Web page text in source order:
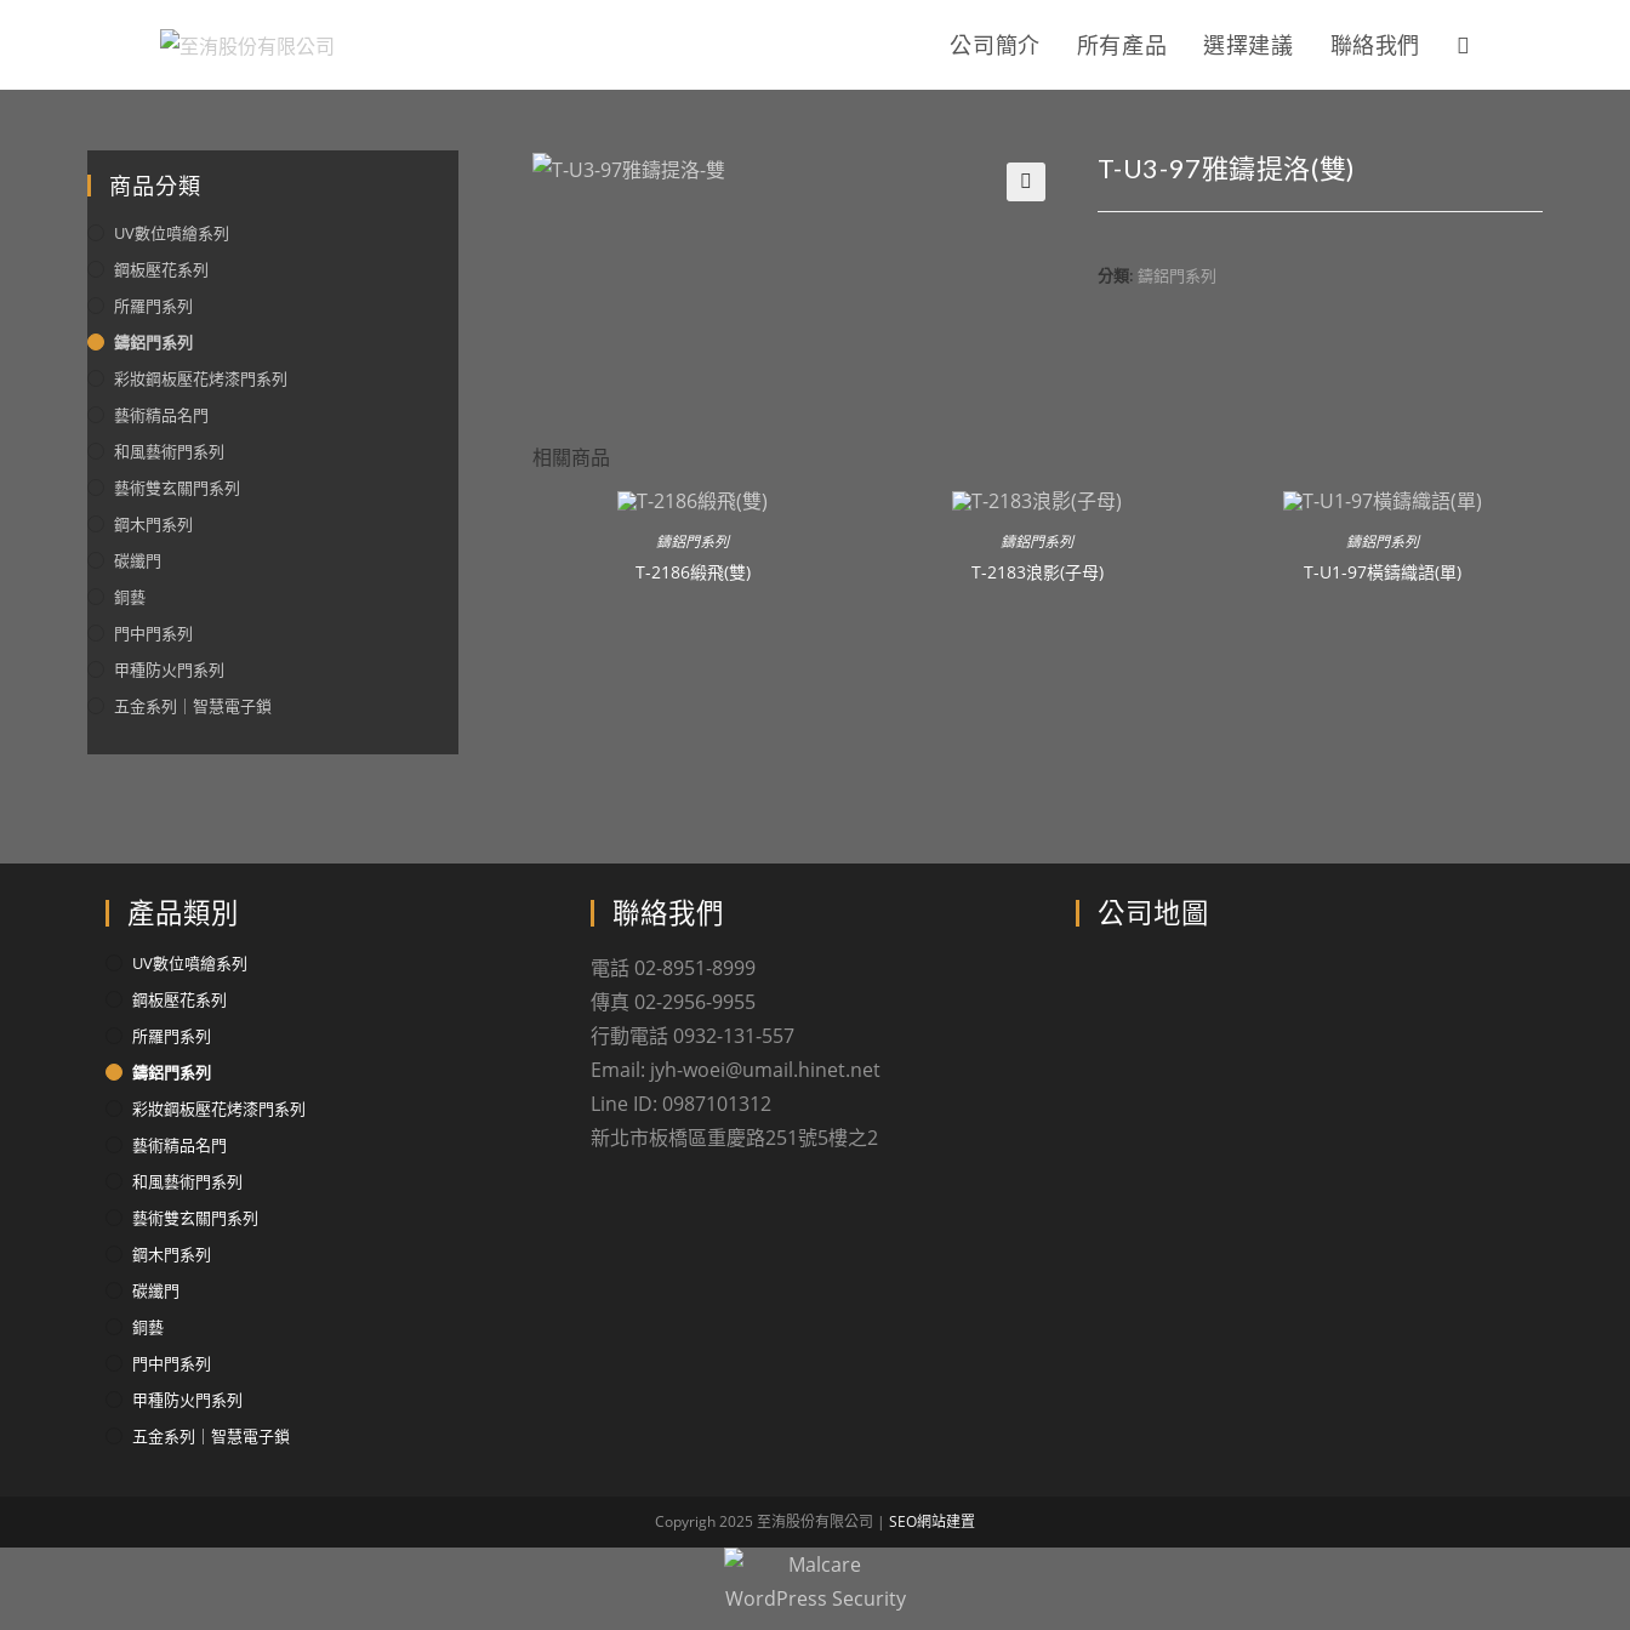
公司簡介 所有產品 選擇建議 聯絡我們
T-U3-97雅鑄提洛(雙)
分類:鑄鋁門系列
相關商品
鑄鋁門系列
T-2186緞飛(雙)
鑄鋁門系列
T-2183浪影(子母)
鑄鋁門系列
T-U1-97橫鑄織語(單)
商品分類
UV數位噴繪系列
鋼板壓花系列
所羅門系列
鑄鋁門系列
彩妝鋼板壓花烤漆門系列
藝術精品名門
和風藝術門系列
藝術雙玄關門系列
鋼木門系列
碳纖門
銅藝
門中門系列
甲種防火門系列
五金系列｜智慧電子鎖
產品類別
UV數位噴繪系列
鋼板壓花系列
所羅門系列
鑄鋁門系列
彩妝鋼板壓花烤漆門系列
藝術精品名門
和風藝術門系列
藝術雙玄關門系列
鋼木門系列
碳纖門
銅藝
門中門系列
甲種防火門系列
五金系列｜智慧電子鎖
聯絡我們
電話 02-8951-8999
傳真 02-2956-9955
行動電話 0932-131-557
Email: jyh-woei@umail.hinet.net
Line ID: 0987101312
新北市板橋區重慶路251號5樓之2
公司地圖
Copyrigh 2025 至洧股份有限公司 | SEO網站建置